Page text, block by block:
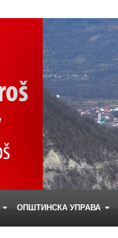
ОПШТИНСКА УПРАВА